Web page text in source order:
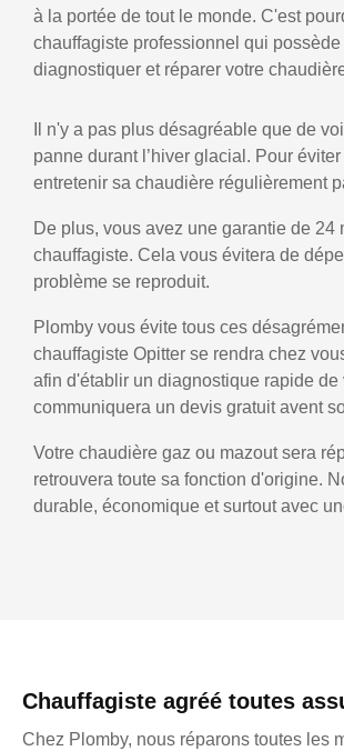
à la portée de tout le monde. C'est
chauffagiste professionnel qui
diagnostiquer et réparer votre
Il n'y a pas plus désagréable que de
panne durant l’hiver glacial. Pour
entretenir sa chaudière régulièrement
De plus, vous avez une garantie de 24
chauffagiste. Cela vous évitera de
problème se reproduit.
Plomby vous évite tous ces
chauffagiste Opitter se rendra chez
afin d'établir un diagnostique rapide
communiquera un devis gratuit avent
Votre chaudière gaz ou mazout sera
retrouvera toute sa fonction d'origine.
durable, économique et surtout avec
Chauffagiste agréé toutes
Chez Plomby, nous réparons toutes les